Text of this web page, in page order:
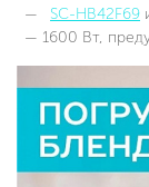
SC-HB42F69
— 1600 Вт,